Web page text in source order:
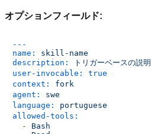
オプションフィールド:
---
name:
skill-name
description:
トリガーベースの説明
user-invocable:
true
context:
fork
agent:
swe
language:
portuguese
allowed-tools:
-
Bash